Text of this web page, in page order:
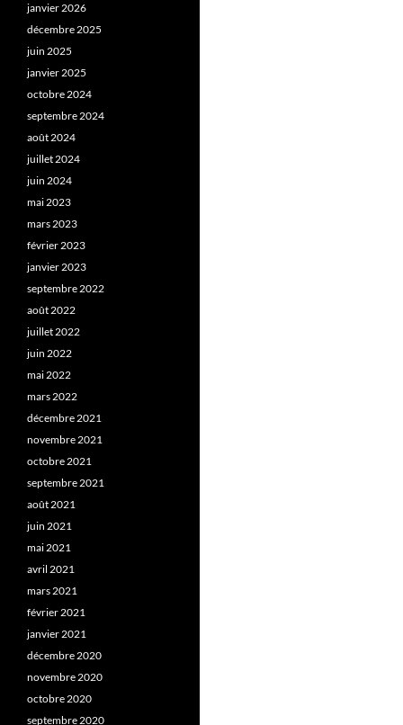
janvier 2026
décembre 2025
juin 2025
janvier 2025
octobre 2024
septembre 2024
août 2024
juillet 2024
juin 2024
mai 2023
mars 2023
février 2023
janvier 2023
septembre 2022
août 2022
juillet 2022
juin 2022
mai 2022
mars 2022
décembre 2021
novembre 2021
octobre 2021
septembre 2021
août 2021
juin 2021
mai 2021
avril 2021
mars 2021
février 2021
janvier 2021
décembre 2020
novembre 2020
octobre 2020
septembre 2020